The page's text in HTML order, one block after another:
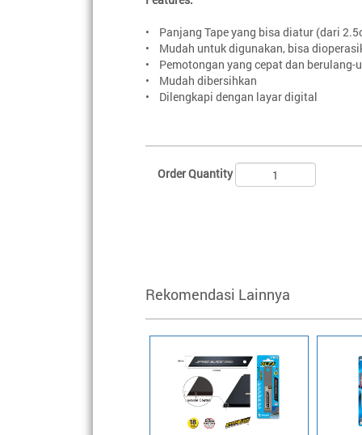
• Panjang Tape yang bisa diatur (dari
• Mudah untuk digunakan, bisa
• Pemotongan yang cepat dan berulang-
• Mudah dibersihkan
• Dilengkapi dengan layar digital
Order Quantity
Rekomendasi Lainnya